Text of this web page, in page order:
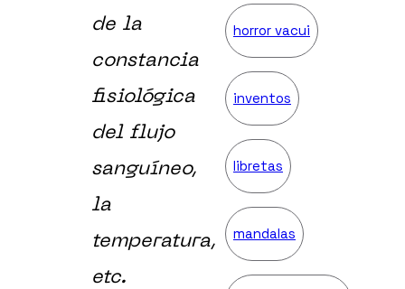
de la
constancia
fisiológica
del flujo
sanguíneo,
la
temperatura,
etc.
horror vacui
inventos
libretas
mandalas